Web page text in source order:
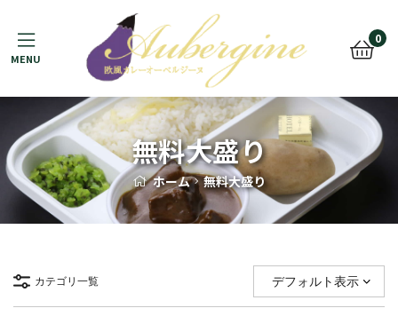
0
Menu
無料大盛り
ホーム 無料大盛り
カテゴリ一覧